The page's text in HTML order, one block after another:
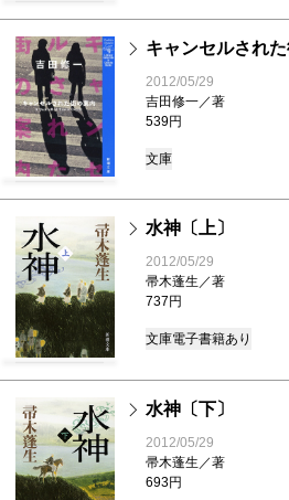
キャンセルされ
2012/05/29
吉田修一／著
539円
文庫
水神〔上〕
2012/05/29
帚木蓬生／著
737円
文庫電子書籍あり
水神〔下〕
2012/05/29
帚木蓬生／著
693円